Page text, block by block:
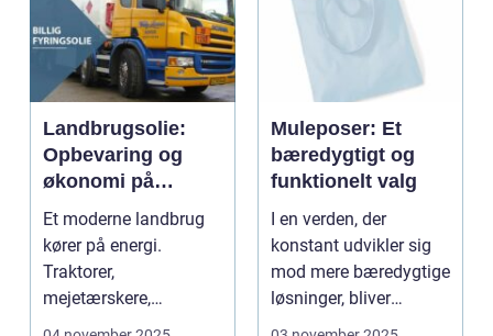
Landbrugsolie:
Opbevaring og
økonomi på
gården
Et moderne landbrug
kører på energi.
Traktorer,
mejetærskere,
transport, tø...
Muleposer: Et
bæredygtigt og
funktionelt valg
I en verden, der
konstant udvikler sig
mod mere bæredygtige
løsninger, bliver
produkter...